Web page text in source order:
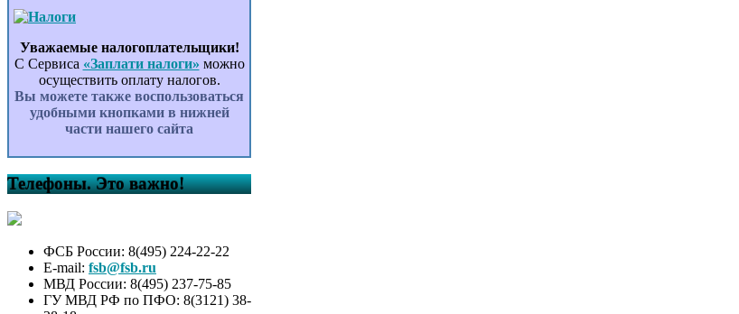
Уважаемые налогоплательщики!
С Сервиса «Заплати налоги» можно
осуществить оплату налогов.
Вы можете также воспользоваться
удобными кнопками в нижней
части нашего сайта
Телефоны. Это важно!
ФСБ России: 8(495) 224-22-22
E-mail: fsb@fsb.ru
МВД России: 8(495) 237-75-85
ГУ МВД РФ по ПФО: 8(3121) 38-